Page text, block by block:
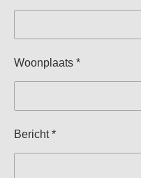
Woonplaats *
Bericht *